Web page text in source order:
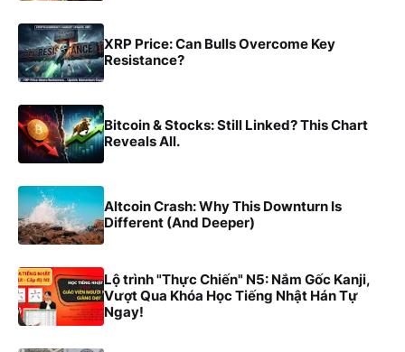
XRP Price: Can Bulls Overcome Key
Resistance?
Bitcoin & Stocks: Still Linked? This Chart
Reveals All.
Altcoin Crash: Why This Downturn Is
Different (And Deeper)
Lộ trình "Thực Chiến" N5: Nắm Gốc Kanji,
Vượt Qua Khóa Học Tiếng Nhật Hán Tự
Ngay!